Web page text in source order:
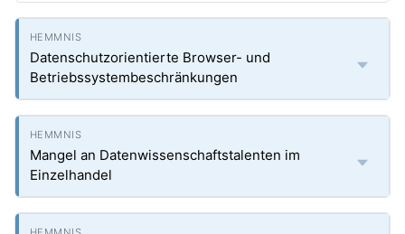
Datenschutzorientierte Browser- und
Betriebssystembeschränkungen
Mangel an Datenwissenschaftstalenten im
Einzelhandel